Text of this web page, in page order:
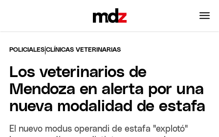
POLICIALES |CLÍNICAS VETERINARIAS
Los veterinarios de
Mendoza en alerta por una
nueva modalidad de estafa
El nuevo modus operandi de estafa "explotó"